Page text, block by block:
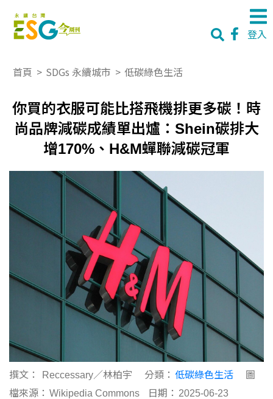
登入
首頁 > SDGs 永續城市 > 低碳綠色生活
你買的衣服可能比搭飛機排更多碳！時
尚品牌減碳成績單出爐：Shein碳排大
增170%、H&M蟬聯減碳冠軍
撰文： Reccessary／林柏宇 分類： 低碳綠色生活
圖
檔來源： Wikipedia Commons 日期： 2025-06-23